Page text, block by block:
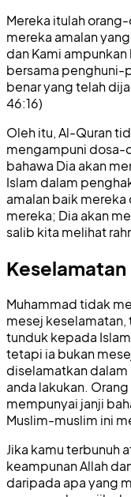
Mereka itulah
mereka amalan
dan Kami
bersama penghuni-
benar yang telah
46:16)
Oleh itu, Al-Quran
mengampuni dosa-
bahawa Dia akan
Islam dalam
amalan baik
mereka; Dia akan
salib kita melihat
Keselamatan
Muhammad tidak
mesej
tunduk kepada
tetapi ia bukan
diselamatkan
anda lakukan.
mempunyai janji
Muslim-muslim ini
Jika kamu terbunuh
keampunan Allah
daripada apa yang